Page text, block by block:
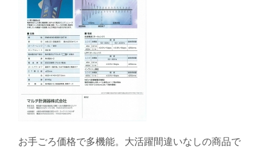
お手ごろ価格で多機能。大活躍間違いなしの商品で